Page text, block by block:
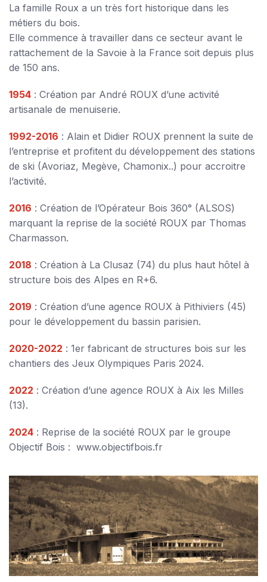
La famille Roux a un très fort historique dans les
métiers du bois.
Elle commence à travailler dans ce secteur avant le
rattachement de la Savoie à la France soit depuis plus
de 150 ans.
1954 : Création par André ROUX d’une activité
artisanale de menuiserie.
1992-2016 : Alain et Didier ROUX prennent la suite de
l’entreprise et profitent du développement des stations
de ski (Avoriaz, Megève, Chamonix..) pour accroitre
l’activité.
2016 : Création de l’Opérateur Bois 360° (ALSOS)
marquant la reprise de la société ROUX par Thomas
Charmasson.
2018 : Création à La Clusaz (74) du plus haut hôtel à
structure bois des Alpes en R+6.
2019 : Création d’une agence ROUX à Pithiviers (45)
pour le développement du bassin parisien.
2020-2022 : 1er fabricant de structures bois sur les
chantiers des Jeux Olympiques Paris 2024.
2022 : Création d’une agence ROUX à Aix les Milles
(13).
2024 : Reprise de la société ROUX par le groupe
Objectif Bois : www.objectifbois.fr